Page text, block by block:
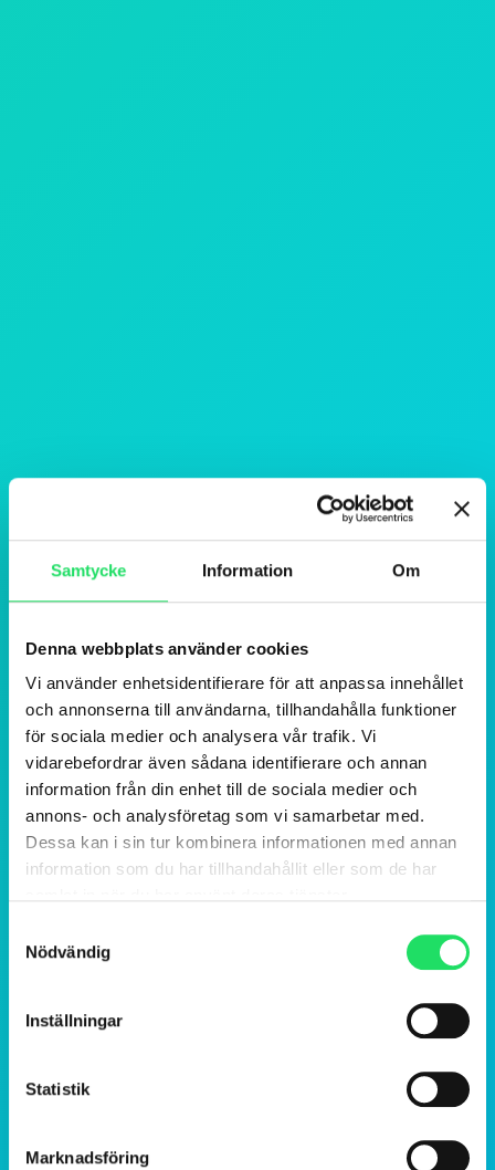
Samtycke Information Om
Denna webbplats använder cookies
Vi använder enhetsidentifierare för att anpassa innehållet
och annonserna till användarna, tillhandahålla funktioner
för sociala medier och analysera vår trafik. Vi
vidarebefordrar även sådana identifierare och annan
information från din enhet till de sociala medier och
annons- och analysföretag som vi samarbetar med.
Dessa kan i sin tur kombinera informationen med annan
information som du har tillhandahållit eller som de har
Nödvändig
Inställningar
Statistik
Marknadsföring